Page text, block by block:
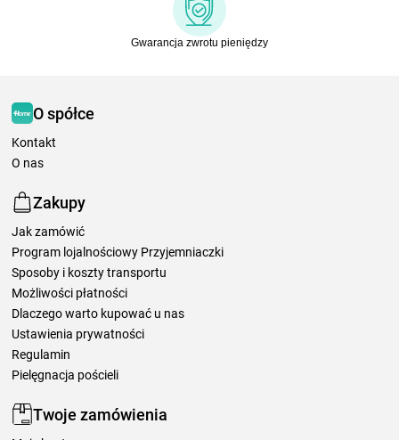
Gwarancja zwrotu pieniędzy
O spółce
Kontakt
O nas
Zakupy
Jak zamówić
Program lojalnościowy Przyjemniaczki
Sposoby i koszty transportu
Możliwości płatności
Dlaczego warto kupować u nas
Ustawienia prywatności
Regulamin
Pielęgnacja pościeli
Twoje zamówienia